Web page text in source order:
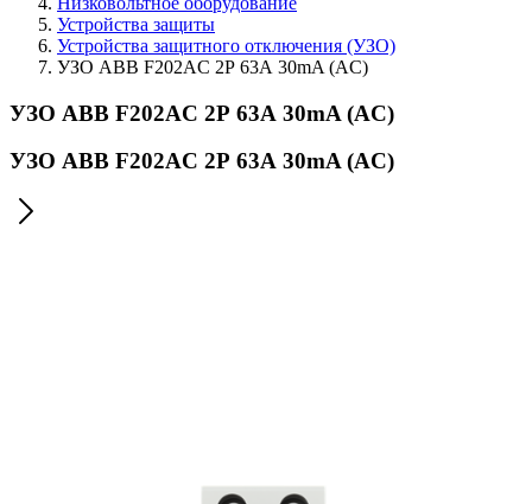
Устройства защиты
Устройства защитного отключения (УЗО)
УЗО ABB F202AC 2Р 63А 30mA (AC)
УЗО ABB F202AC 2Р 63А 30mA (AC)
УЗО ABB F202AC 2Р 63А 30mA (AC)